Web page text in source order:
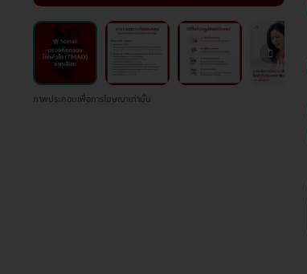
ภาพประกอบเพื่อการโฆษณาเท่านั้น